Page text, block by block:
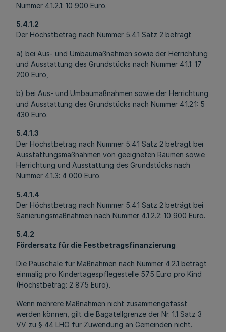
Nummer 4.1.2.1: 10 900 Euro.
5.4.1.2
Der Höchstbetrag nach Nummer 5.4.1 Satz 2 beträgt
a) bei Aus- und Umbaumaßnahmen sowie der Herrichtung
und Ausstattung des Grundstücks nach Nummer 4.1.1: 17
200 Euro,
b) bei Aus- und Umbaumaßnahmen sowie der Herrichtung
und Ausstattung des Grundstücks nach Nummer 4.1.2.1: 5
430 Euro.
5.4.1.3
Der Höchstbetrag nach Nummer 5.4.1 Satz 2 beträgt bei
Ausstattungsmaßnahmen von geeigneten Räumen sowie
Herrichtung und Ausstattung des Grundstücks nach
Nummer 4.1.3: 4 000 Euro.
5.4.1.4
Der Höchstbetrag nach Nummer 5.4.1 Satz 2 beträgt bei
Sanierungsmaßnahmen nach Nummer 4.1.2.2: 10 900 Euro.
5.4.2
Fördersatz für die Festbetragsfinanzierung
Die Pauschale für Maßnahmen nach Nummer 4.2.1 beträgt
einmalig pro Kindertagespflegestelle 575 Euro pro Kind
(Höchstbetrag: 2 875 Euro).
Wenn mehrere Maßnahmen nicht zusammengefasst
werden können, gilt die Bagatellgrenze der Nr. 1.1 Satz 3
VV zu § 44 LHO für Zuwendung an Gemeinden nicht.